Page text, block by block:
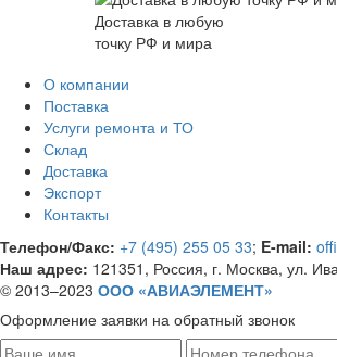
Доставка в любую
точку РФ и мира
О компании
Поставка
Услуги ремонта и ТО
Склад
Доставка
Экспорт
Контакты
Телефон/Факс: +7 (495) 255 05 33; E-mail:
Наш адрес: 121351, Россия, г. Москва, ул.
© 2013–2023 ООО «АВИАЭЛЕМЕНТ»
Оформление заявки на обратный звонок